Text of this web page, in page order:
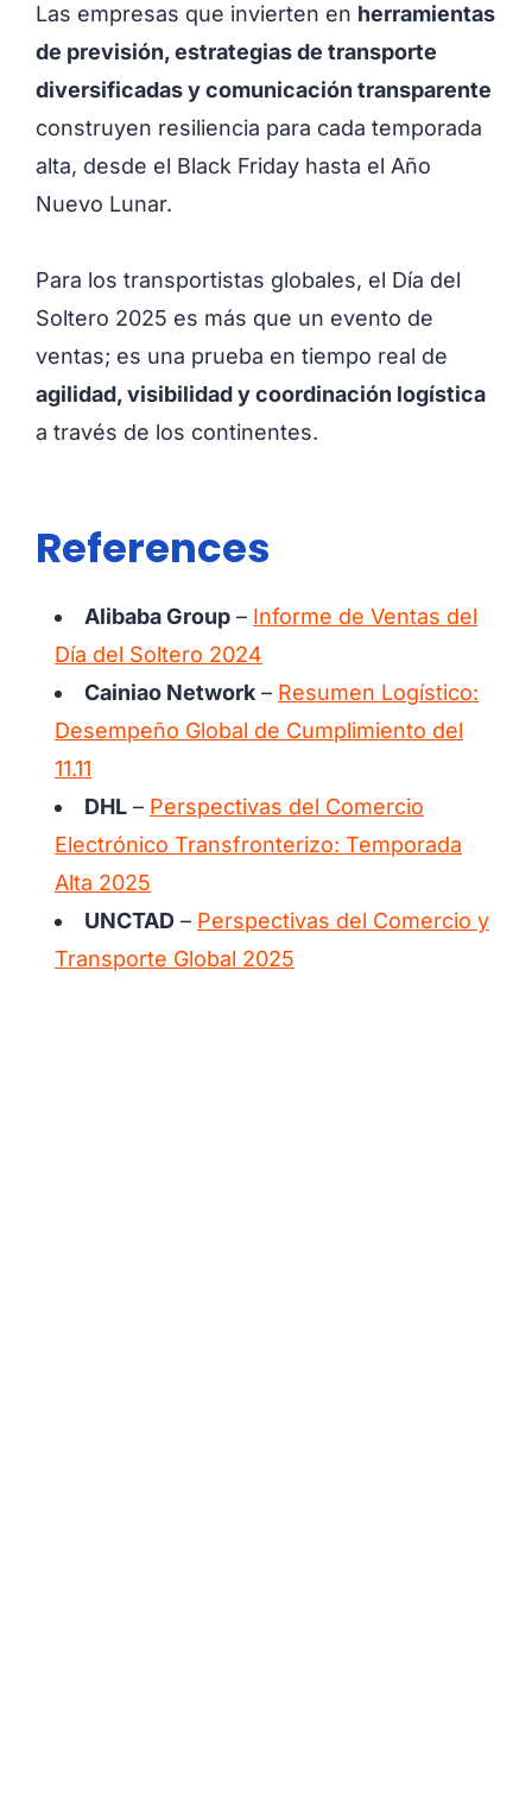
Las empresas que invierten en herramientas
de previsión, estrategias de transporte
diversificadas y comunicación transparente
construyen resiliencia para cada temporada
alta, desde el Black Friday hasta el Año
Nuevo Lunar.
Para los transportistas globales, el Día del
Soltero 2025 es más que un evento de
ventas; es una prueba en tiempo real de
agilidad, visibilidad y coordinación logística
a través de los continentes.
References
Alibaba Group – Informe de Ventas del
Día del Soltero 2024
Cainiao Network – Resumen Logístico:
Desempeño Global de Cumplimiento del
11.11
DHL – Perspectivas del Comercio
Electrónico Transfronterizo: Temporada
Alta 2025
UNCTAD – Perspectivas del Comercio y
Transporte Global 2025